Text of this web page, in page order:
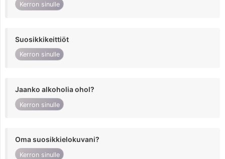
Kerron sinulle
Suosikkikeittiöt
Kerron sinulle
Jaanko alkoholia ohol?
Kerron sinulle
Oma suosikkielokuvani?
Kerron sinulle